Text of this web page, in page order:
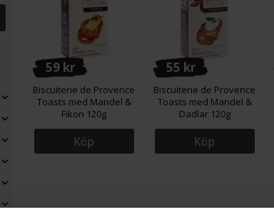
59 kr
Biscuiterie de Provence
Toasts med Mandel &
Fikon 120g
Köp
55 kr
Biscuiterie de Provence
Toasts med Mandel &
Dadlar 120g
Köp